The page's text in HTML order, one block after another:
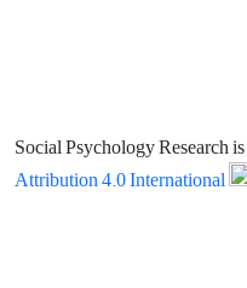
Social Psychology Research
Attribution 4.0 International